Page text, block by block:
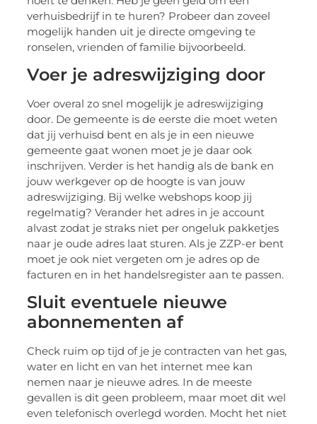
verhuisbedrijf in te huren? Probeer dan zoveel
mogelijk handen uit je directe omgeving te
ronselen, vrienden of familie bijvoorbeeld.
Voer je adreswijziging door
Voer overal zo snel mogelijk je adreswijziging
door. De gemeente is de eerste die moet weten
dat jij verhuisd bent en als je in een nieuwe
gemeente gaat wonen moet je je daar ook
inschrijven. Verder is het handig als de bank en
jouw werkgever op de hoogte is van jouw
adreswijziging. Bij welke webshops koop jij
regelmatig? Verander het adres in je account
alvast zodat je straks niet per ongeluk pakketjes
naar je oude adres laat sturen. Als je ZZP-er bent
moet je ook niet vergeten om je adres op de
facturen en in het handelsregister aan te passen.
Sluit eventuele nieuwe
abonnementen af
Check ruim op tijd of je je contracten van het gas,
water en licht en van het internet mee kan
nemen naar je nieuwe adres. In de meeste
gevallen is dit geen probleem, maar moet dit wel
even telefonisch overlegd worden. Mocht het niet